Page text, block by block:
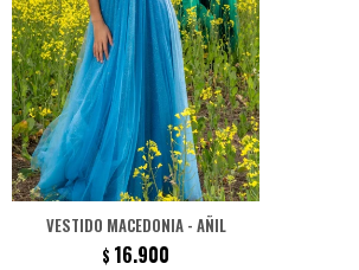
VESTIDO MACEDONIA - AÑIL
$ 16.900